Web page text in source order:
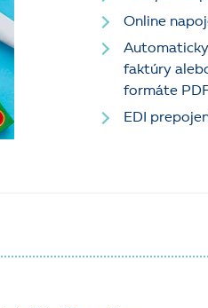
Online
faktúry
formáte
EDI